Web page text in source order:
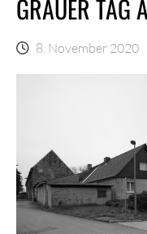
GRAUER TAG
8. November 2020